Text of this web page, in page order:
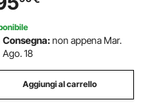
Consegna:non appena Mar.
Ago. 18
Aggiungi al carrello